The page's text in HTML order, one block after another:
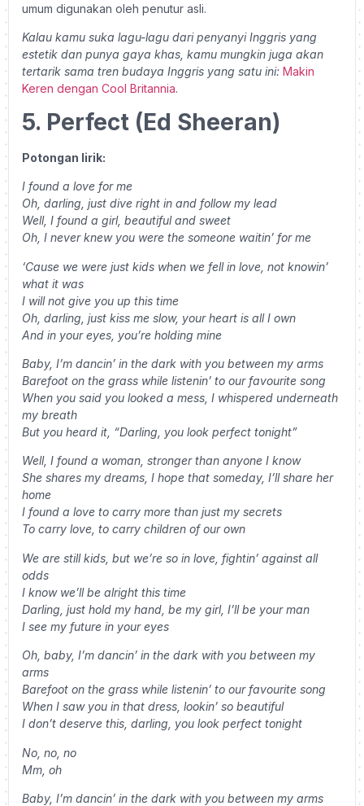
umum digunakan oleh penutur asli.
Kalau kamu suka lagu-lagu dari penyanyi Inggris yang
estetik dan punya gaya khas, kamu mungkin juga akan
tertarik sama tren budaya Inggris yang satu ini: Makin
Keren dengan Cool Britannia.
5. Perfect (Ed Sheeran)
Potongan lirik:
I found a love for me
Oh, darling, just dive right in and follow my lead
Well, I found a girl, beautiful and sweet
Oh, I never knew you were the someone waitin’ for me
‘Cause we were just kids when we fell in love, not knowin’
what it was
I will not give you up this time
Oh, darling, just kiss me slow, your heart is all I own
And in your eyes, you’re holding mine
Baby, I’m dancin’ in the dark with you between my arms
Barefoot on the grass while listenin’ to our favourite song
When you said you looked a mess, I whispered underneath
my breath
But you heard it, “Darling, you look perfect tonight”
Well, I found a woman, stronger than anyone I know
She shares my dreams, I hope that someday, I’ll share her
home
I found a love to carry more than just my secrets
To carry love, to carry children of our own
We are still kids, but we’re so in love, fightin’ against all
odds
I know we’ll be alright this time
Darling, just hold my hand, be my girl, I’ll be your man
I see my future in your eyes
Oh, baby, I’m dancin’ in the dark with you between my
arms
Barefoot on the grass while listenin’ to our favourite song
When I saw you in that dress, lookin’ so beautiful
I don’t deserve this, darling, you look perfect tonight
No, no, no
Mm, oh
Baby, I’m dancin’ in the dark with you between my arms